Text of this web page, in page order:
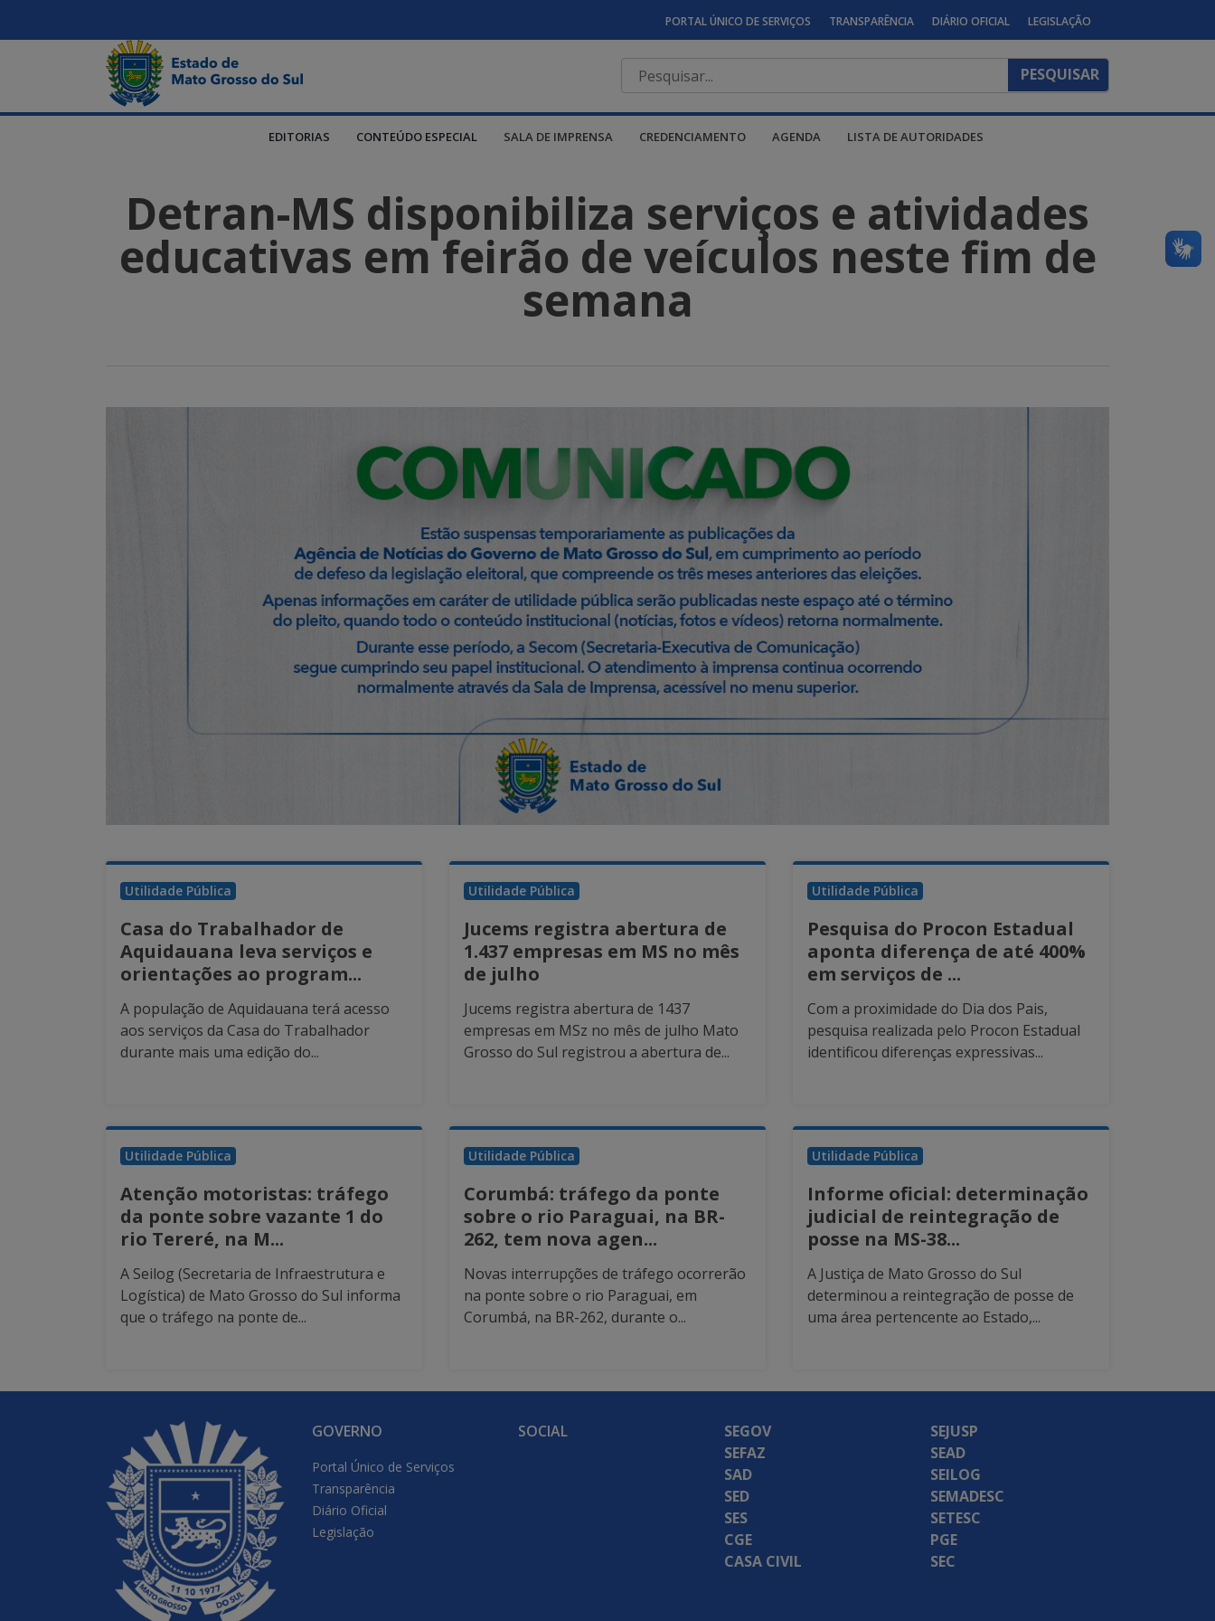
PORTAL ÚNICO DE SERVIÇOS TRANSPARÊNCIA DIÁRIO OFICIAL LEGISLAÇÃO
EDITORIAS CONTEÚDO ESPECIAL SALA DE IMPRENSA CREDENCIAMENTO AGENDA LISTA DE AUTORIDADES
Detran-MS disponibiliza serviços e atividades
educativas em feirão de veículos neste fim de
semana
Utilidade Pública
Casa do Trabalhador de
Aquidauana leva serviços e
orientações ao program...
A população de Aquidauana terá acesso
aos serviços da Casa do Trabalhador
durante mais uma edição do...
Utilidade Pública
Jucems registra abertura de
1.437 empresas em MS no mês
de julho
Jucems registra abertura de 1437
empresas em MSz no mês de julho Mato
Grosso do Sul registrou a abertura de...
Utilidade Pública
Pesquisa do Procon Estadual
aponta diferença de até 400%
em serviços de ...
Com a proximidade do Dia dos Pais,
pesquisa realizada pelo Procon Estadual
identificou diferenças expressivas...
Utilidade Pública
Atenção motoristas: tráfego
da ponte sobre vazante 1 do
rio Tereré, na M...
A Seilog (Secretaria de Infraestrutura e
Logística) de Mato Grosso do Sul informa
que o tráfego na ponte de...
Utilidade Pública
Corumbá: tráfego da ponte
sobre o rio Paraguai, na BR-
262, tem nova agen...
Novas interrupções de tráfego ocorrerão
na ponte sobre o rio Paraguai, em
Corumbá, na BR-262, durante o...
Utilidade Pública
Informe oficial: determinação
judicial de reintegração de
posse na MS-38...
A Justiça de Mato Grosso do Sul
determinou a reintegração de posse de
uma área pertencente ao Estado,...
GOVERNO
Portal Único de Serviços
Transparência
Diário Oficial
Legislação
SOCIAL
SEGOV
SEFAZ
SAD
SED
SES
CGE
CASA CIVIL
SEJUSP
SEAD
SEILOG
SEMADESC
SETESC
PGE
SEC